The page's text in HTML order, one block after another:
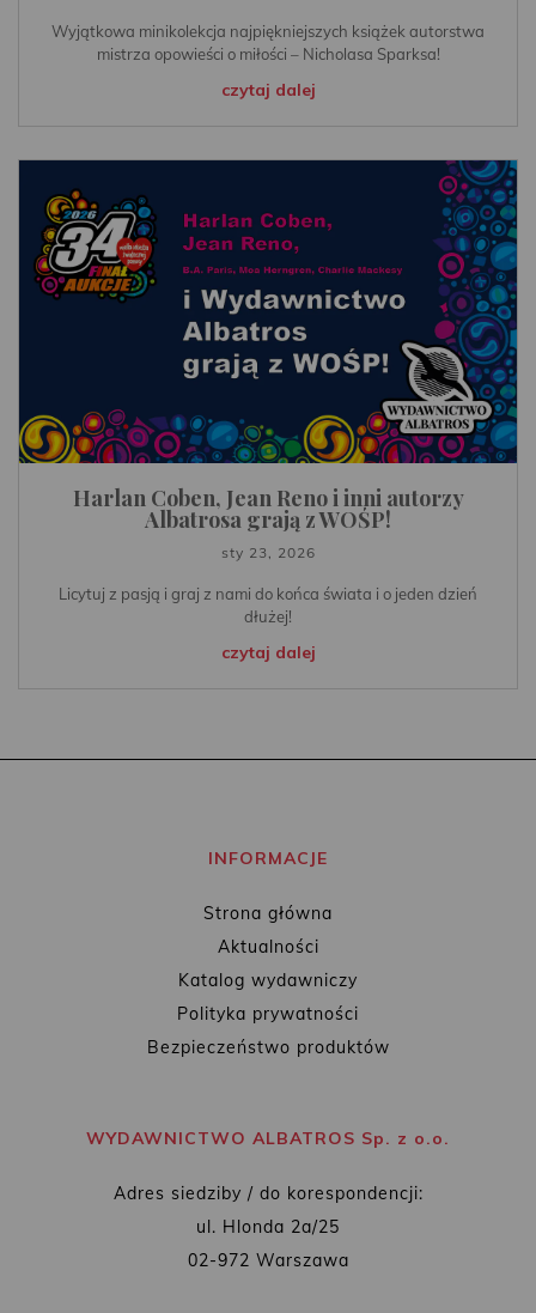
Wyjątkowa minikolekcja najpiękniejszych książek autorstwa
mistrza opowieści o miłości – Nicholasa Sparksa!
czytaj dalej
Harlan Coben, Jean Reno i inni autorzy
Albatrosa grają z WOŚP!
sty 23, 2026
Licytuj z pasją i graj z nami do końca świata i o jeden dzień
dłużej!
czytaj dalej
INFORMACJE
Strona główna
Aktualności
Katalog wydawniczy
Polityka prywatności
Bezpieczeństwo produktów
WYDAWNICTWO ALBATROS Sp. z o.o.
Adres siedziby / do korespondencji:
ul. Hlonda 2a/25
02-972 Warszawa